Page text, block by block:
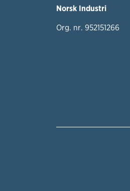
Norsk Industri
Org. nr. 952151266